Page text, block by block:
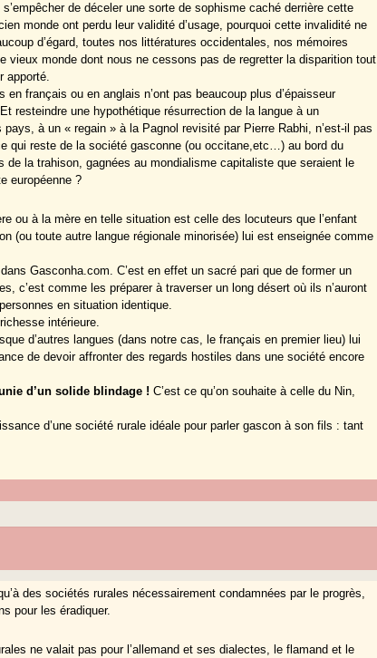
de déceler une sorte de sophisme caché derrière cette
monde ont perdu leur validité d’usage, pourquoi cette invalidité ne
d’égard, toutes nos littératures occidentales, nos mémoires
monde dont nous ne cessons pas de regretter la disparition tout
apporté.
français ou en anglais n’ont pas beaucoup plus d’épaisseur
resteindre une hypothétique résurrection de la langue à un
à un « regain » à la Pagnol revisité par Pierre Rabhi, n’est-il pas
qui reste de la société gasconne (ou occitane,etc…) au bord du
la trahison, gagnées au mondialisme capitaliste que seraient le
européenne ?
ou à la mère en telle situation est celle des locuteurs que l’enfant
(ou toute autre langue régionale minorisée) lui est enseignée comme
Gasconha.com. C’est en effet un sacré pari que de former un
c’est comme les préparer à traverser un long désert où ils n’auront
en situation identique.
intérieure.
d’autres langues (dans notre cas, le français en premier lieu) lui
de devoir affronter des regards hostiles dans une société encore
d’un solide blindage ! C’est ce qu’on souhaite à celle du Nin,
d’une société rurale idéale pour parler gascon à son fils : tant
des sociétés rurales nécessairement condamnées par le progrès,
pour les éradiquer.
ne valait pas pour l’allemand et ses dialectes, le flamand et le